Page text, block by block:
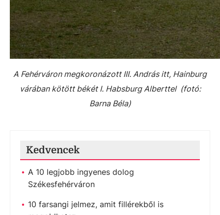
A Fehérváron megkoronázott III. András itt, Hainburg
várában kötött békét I. Habsburg Alberttel (fotó:
Barna Béla)
Kedvencek
A 10 legjobb ingyenes dolog
Székesfehérváron
10 farsangi jelmez, amit fillérekből is